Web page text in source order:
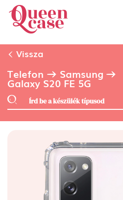
Vissza
Telefon Samsung
Galaxy S20 FE 5G